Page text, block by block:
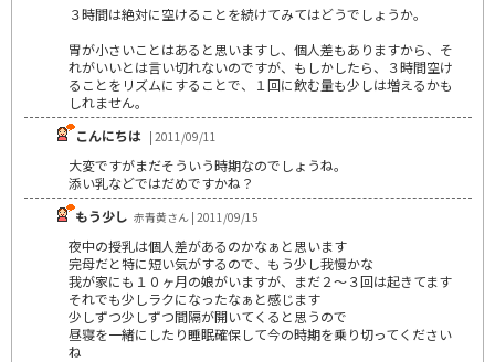
３時間は絶対に空けることを続けてみてはどうでしょうか。
胃が小さいことはあると思いますし、個人差もありますから、そ
れがいいとは言い切れないのですが、もしかしたら、３時間空け
ることをリズムにすることで、１回に飲む量も少しは増えるかも
しれません。
こんにちは | 2011/09/11
大変ですがまだそういう時期なのでしょうね。
添い乳などではだめですかね？
もう少し 赤青黄さん | 2011/09/15
夜中の授乳は個人差があるのかなぁと思います
完母だと特に短い気がするので、もう少し我慢かな
我が家にも１０ヶ月の娘がいますが、まだ２～３回は起きてます
それでも少しラクになったなぁと感じます
少しずつ少しずつ間隔が開いてくると思うので
昼寝を一緒にしたり睡眠確保して今の時期を乗り切ってください
ね